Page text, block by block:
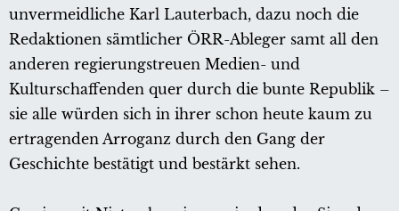
unvermeidliche Karl Lauterbach, dazu noch die
Redaktionen sämtlicher ÖRR-Ableger samt all den
anderen regierungstreuen Medien- und
Kulturschaffenden quer durch die bunte Republik –
sie alle würden sich in ihrer schon heute kaum zu
ertragenden Arroganz durch den Gang der
Geschichte bestätigt und bestärkt sehen.